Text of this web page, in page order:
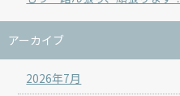
アーカイブ
2026年7月